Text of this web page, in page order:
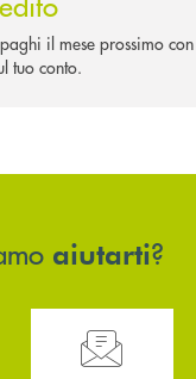
il mese prossimo con
tuo conto.
aiutarti?
delle filiali .
Hai bisogno di